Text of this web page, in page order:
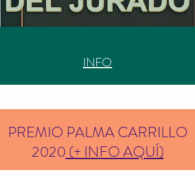
INFO
PREMIO PALMA CARRILLO
2020 (+ INFO AQUÍ)